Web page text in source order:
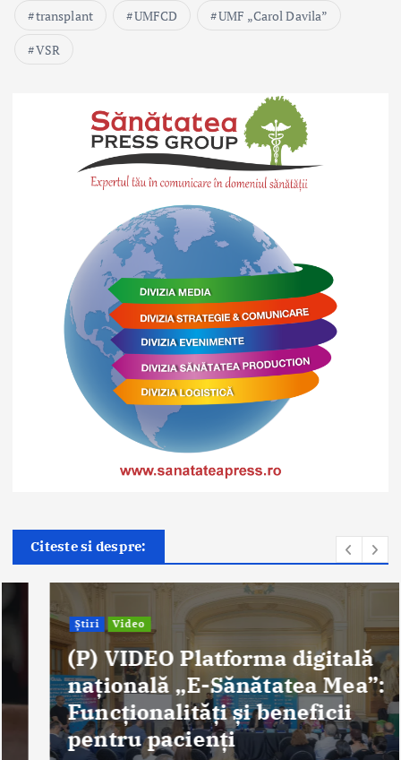
transplant
UMFCD
UMF „Carol Davila”
VSR
Citeste si despre:
Știri Video
(P) VIDEO Platforma digitală
naţională „E-Sănătatea Mea”:
Funcționalități și beneficii
pentru pacienți